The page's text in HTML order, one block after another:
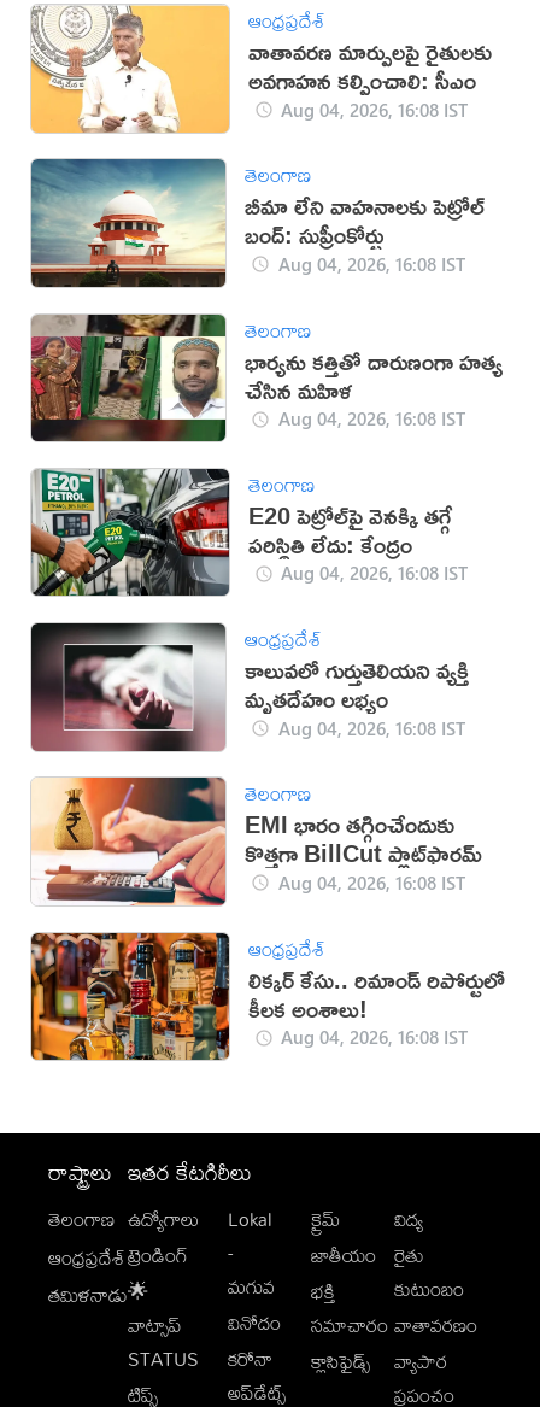
ఆంధ్రప్రదేశ్
వాతావరణ మార్పులపై రైతులకు
అవగాహన కల్పించాలి: సీఎం
Aug 04, 2026, 16:08 IST
తెలంగాణ
బీమా లేని వాహనాలకు పెట్రోల్
బంద్: సుప్రీంకోర్టు
Aug 04, 2026, 16:08 IST
తెలంగాణ
భార్యను కత్తితో దారుణంగా హత్య
చేసిన మహిళ
Aug 04, 2026, 16:08 IST
తెలంగాణ
E20 పెట్రోల్‌పై వెనక్కి తగ్గే
పరిస్థితి లేదు: కేంద్రం
Aug 04, 2026, 16:08 IST
ఆంధ్రప్రదేశ్
కాలువలో గుర్తుతెలియని వ్యక్తి
మృతదేహం లభ్యం
Aug 04, 2026, 16:08 IST
తెలంగాణ
EMI భారం తగ్గించేందుకు
కొత్తగా BillCut ప్లాట్‌ఫారమ్
Aug 04, 2026, 16:08 IST
ఆంధ్రప్రదేశ్
లిక్కర్ కేసు.. రిమాండ్​ రిపోర్టులో
కీలక అంశాలు!
Aug 04, 2026, 16:08 IST
రాష్ట్రాలు
తెలంగాణ
ఆంధ్రప్రదేశ్
తమిళనాడు
ఇతర కేటగిరీలు
ఉద్యోగాలు
ట్రెండింగ్
🌟
వాట్సాప్
STATUS
టిప్స్
Lokal
-
మగువ
వినోదం
కరోనా
అప్‌డేట్స్
క్రైమ్
జాతీయం
భక్తి
సమాచారం
క్లాసిఫైడ్స్
విద్య
రైతు
కుటుంబం
వాతావరణం
వ్యాపార
ప్రపంచం